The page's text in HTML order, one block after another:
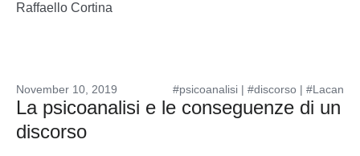
Raffaello Cortina
#psicoanalisi | #discorso | #Lacan
November 10, 2019
La psicoanalisi e le conseguenze di un
discorso